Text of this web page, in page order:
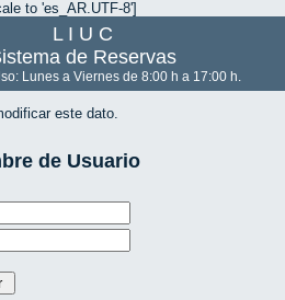
to 'es_AR.UTF-8']
L I U C
de Reservas
Lunes a Viernes de 8:00 h a 17:00 h.
este dato.
de Usuario